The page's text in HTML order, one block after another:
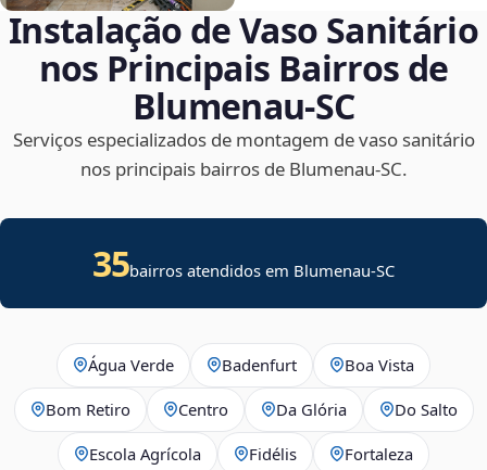
Instalação de Vaso Sanitário
nos Principais Bairros de
Blumenau‑SC
Serviços especializados de montagem de vaso sanitário
nos principais bairros de Blumenau‑SC.
35bairros atendidos em Blumenau-SC
Água Verde Badenfurt Boa Vista
Bom Retiro Centro Da Glória Do Salto
Escola Agrícola Fidélis Fortaleza